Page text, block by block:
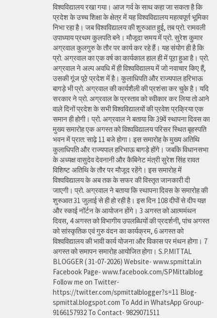
विश्वविद्यालय रखा गया। आज गर्व के साथ कहा जा सकता है कि
प्रदेश के उच्च शिक्षा के क्षेत्र में यह विश्वविद्यालय महत्वपूर्ण भूमिका
निभा रहा है। जब विश्वविद्यालय की शुरुआत हुई, तब प्रो. रामवली
उपाध्याय प्रथम कुलपति बने। मौजूदा समय में प्रो. सुरेश कुमार
अग्रवाल कुलगुरु के तौर पर कार्य कर रहे हैं। यह संयोग ही है कि
प्रो. अग्रवाल का एक वर्ष का कार्यकाल हाल ही में पूरा हुआ है। प्रो.
अग्रवाल ने अल्प अवधि में ही विश्वविद्यालय में जो नवाचार किए हैं,
उसकी गूंज पूरे प्रदेश में है। कुलाधिपति और राज्यपाल हरिभाऊ
बागड़े भी प्रो. अग्रवाल की कार्यशैली की प्रशंसा कर चुके है। यदि
सरकार ने प्रो. अग्रवाल के प्रस्ताव को स्वीकार कर लिया तो आने
वाले दिनों प्रदेश के सभी विश्वविद्यालयों की प्रवेश प्रक्रिया एक
समान ही होगी। प्रो. अग्रवाल ने बताया कि 39वें स्थापना दिवस का
मुख्य समारोह एक अगस्त को विश्वविद्यालय परिसर स्थित बृहस्पति
भवन में प्रात: साढ़े 11 बजे होगा। इस समारोह के मुख्य अतिथि
कुलाधिपति और राज्यपाल हरिभाऊ बागड़े होंगे। जबकि विधानसभा
के अध्यक्ष वासुदेव देवनानी और कैबिनेट मंत्री सुरेश सिंह रावत
विशिष्ट अतिथि के तौर पर मौजूद रहेंगे। इस समारोह में
विश्वविद्यालय के अब तक के सफर की विस्तृत जानकारी दी
जाएगी। प्रो. अग्रवाल ने बताया कि स्थापना दिवस के समारोह की
शुरुआत 31 जुलाई से ही हो रही है। इस दिन 108 दीपों से दीप यज्ञ
और स्काई नॉर्टन के आयोजन होंगे। 3 अगस्त को आत्ममंथन
दिवस, 4 अगस्त को विभागीय उपलब्धियों की प्रदर्शनी, पांच अगस्त
को सांस्कृतिक एवं गुरु वंदन का कार्यक्रम, 6 अगस्त को
विश्वविद्यालय की भावी कार्य योजना और विकास पर मंथन होगा। 7
अगस्त को समापन समारोह आयोजित होगा। S.P.MITTAL
BLOGGER ( 31-07-2026) Website- www.spmittal.in
Facebook Page- www.facebook.com/SPMittalblog
Follow me on Twitter-
https://twitter.com/spmittalblogger?s=11 Blog-
spmittal.blogspot.com To Add in WhatsApp Group-
9166157932 To Contact- 9829071511